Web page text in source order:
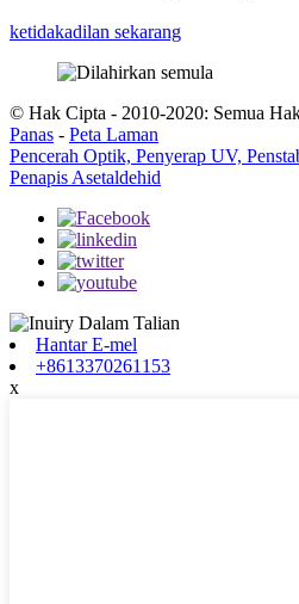
ketidakadilan sekarang
© Hak Cipta - 2010-2020: Semua
Panas - Peta Laman
Pencerah Optik, Penyerap UV,
Penapis Asetaldehid
Hantar E-mel
+8613370261153
x